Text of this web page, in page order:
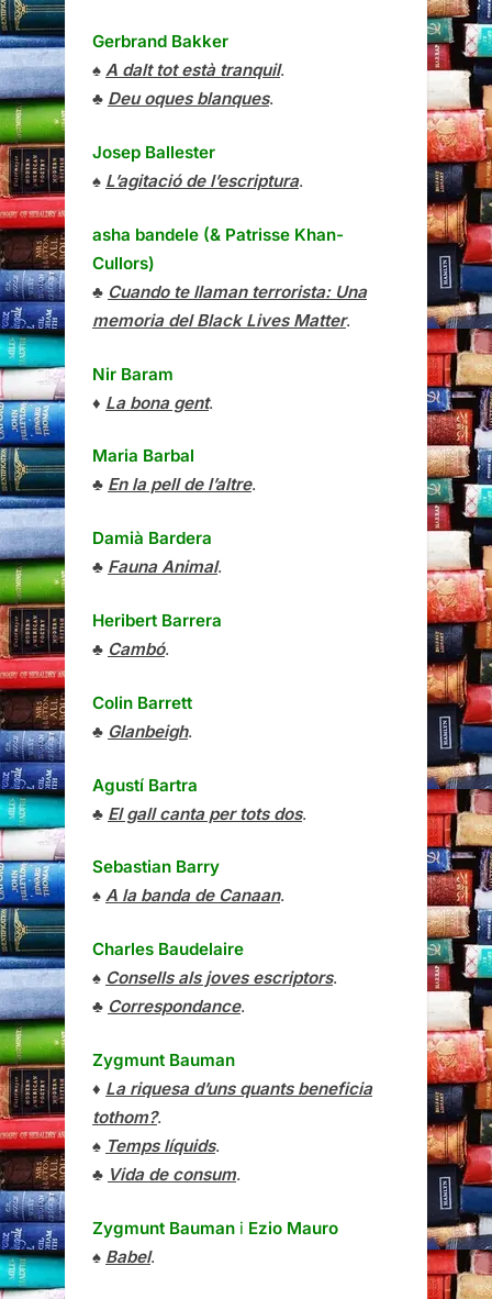
Gerbrand Bakker
♠ A dalt tot està tranquil.
♣ Deu oques blanques.
Josep Ballester
♠ L’agitació de l’escriptura.
asha bandele (& Patrisse Khan-
Cullors)
♣ Cuando te llaman terrorista: Una
memoria del Black Lives Matter.
Nir Baram
♦ La bona gent.
Maria Barbal
♣ En la pell de l’altre.
Damià Bardera
♣ Fauna Animal.
Heribert Barrera
♣ Cambó.
Colin Barrett
♣ Glanbeigh.
Agustí Bartra
♣ El gall canta per tots dos.
Sebastian Barry
♠ A la banda de Canaan.
Charles Baudelaire
♠ Consells als joves escriptors.
♣ Correspondance.
Zygmunt Bauman
♦ La riquesa d’uns quants beneficia
tothom?.
♠ Temps líquids.
♣ Vida de consum.
Zygmunt Bauman i Ezio Mauro
♠ Babel.